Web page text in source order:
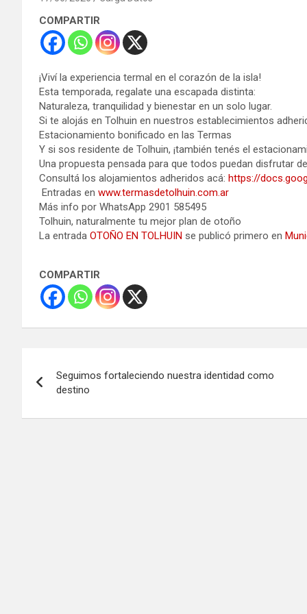
COMPARTIR
¡Viví la experiencia termal en el corazón de la isla!
Esta temporada, regalate una escapada distinta:
Naturaleza, tranquilidad y bienestar en un solo lugar.
Si te alojás en Tolhuin en nuestros establecimientos
Estacionamiento bonificado en las Termas
Y si sos residente de Tolhuin, ¡también tenés el
Una propuesta pensada para que todos puedan disfrutar
Consultá los alojamientos adheridos acá: https://
Entradas en www.termasdetolhuin.com.ar
Más info por WhatsApp 2901 585495
Tolhuin, naturalmente tu mejor plan de otoño
La entrada OTOÑO EN TOLHUIN se publicó primero en
COMPARTIR
de
entradas
Seguimos fortaleciendo nuestra identidad como
destino